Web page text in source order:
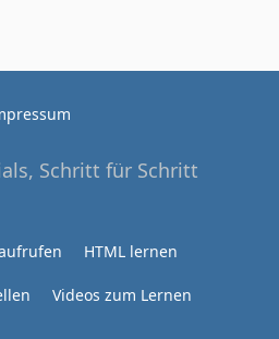
Schritt für Schritt
HTML lernen
Videos zum Lernen